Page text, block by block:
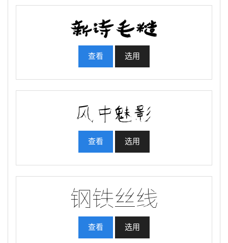
查看 选用
查看 选用
查看 选用